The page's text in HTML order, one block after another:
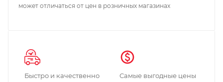
может отличаться от цен в розничных магазинах
Быстро и качественно
Самые выгодные цены